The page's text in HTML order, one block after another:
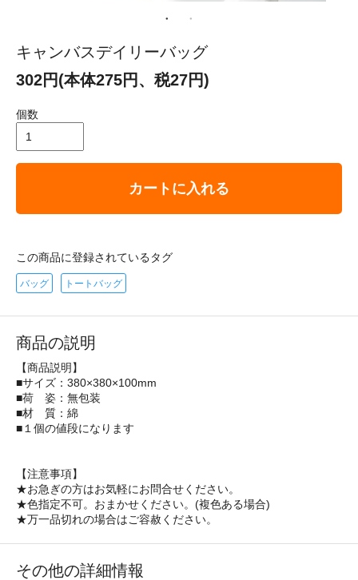
キャンバスデイリーバッグ
302円(本体275円、税27円)
個数
カートに入れる
この商品に登録されているタグ
バッグ トートバッグ
商品の説明
【商品説明】
■サイズ：380×380×100mm
■荷 姿：無包装
■材 質：綿
■１個の値段になります
【注意事項】
★お急ぎの方はお気軽にお問合せください。
★色指定不可。おまかせください。(複色ある場合)
★万一品切れの場合はご容赦ください。
その他の詳細情報